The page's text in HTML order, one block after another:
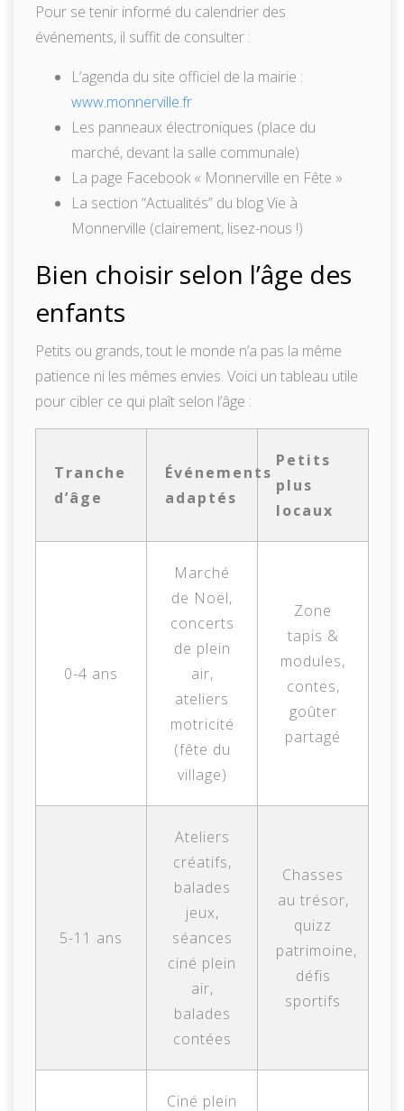
Pour se tenir informé du calendrier des
événements, il suffit de consulter :
L’agenda du site officiel de la mairie :
www.monnerville.fr
Les panneaux électroniques (place du
marché, devant la salle communale)
La page Facebook « Monnerville en Fête »
La section “Actualités” du blog Vie à
Monnerville (clairement, lisez-nous !)
Bien choisir selon l’âge des
enfants
Petits ou grands, tout le monde n’a pas la même
patience ni les mêmes envies. Voici un tableau utile
pour cibler ce qui plaît selon l’âge :
Tranche
d’âge
Événements
adaptés
Petits
plus
locaux
0-4 ans
Marché
de Noël,
concerts
de plein
air,
ateliers
motricité
(fête du
village)
Zone
tapis &
modules,
contes,
goûter
partagé
5-11 ans
Ateliers
créatifs,
balades
jeux,
séances
ciné plein
air,
balades
contées
Chasses
au trésor,
quizz
patrimoine,
défis
sportifs
Ciné plein